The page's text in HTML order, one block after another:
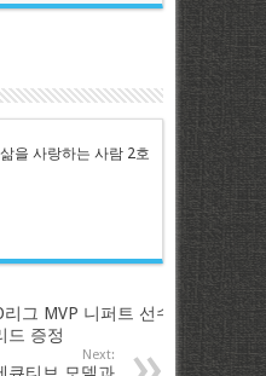
을 사랑하는 사람 2호
그 MVP 니퍼트 선수
드 증정
Next:
큐티브 모델과